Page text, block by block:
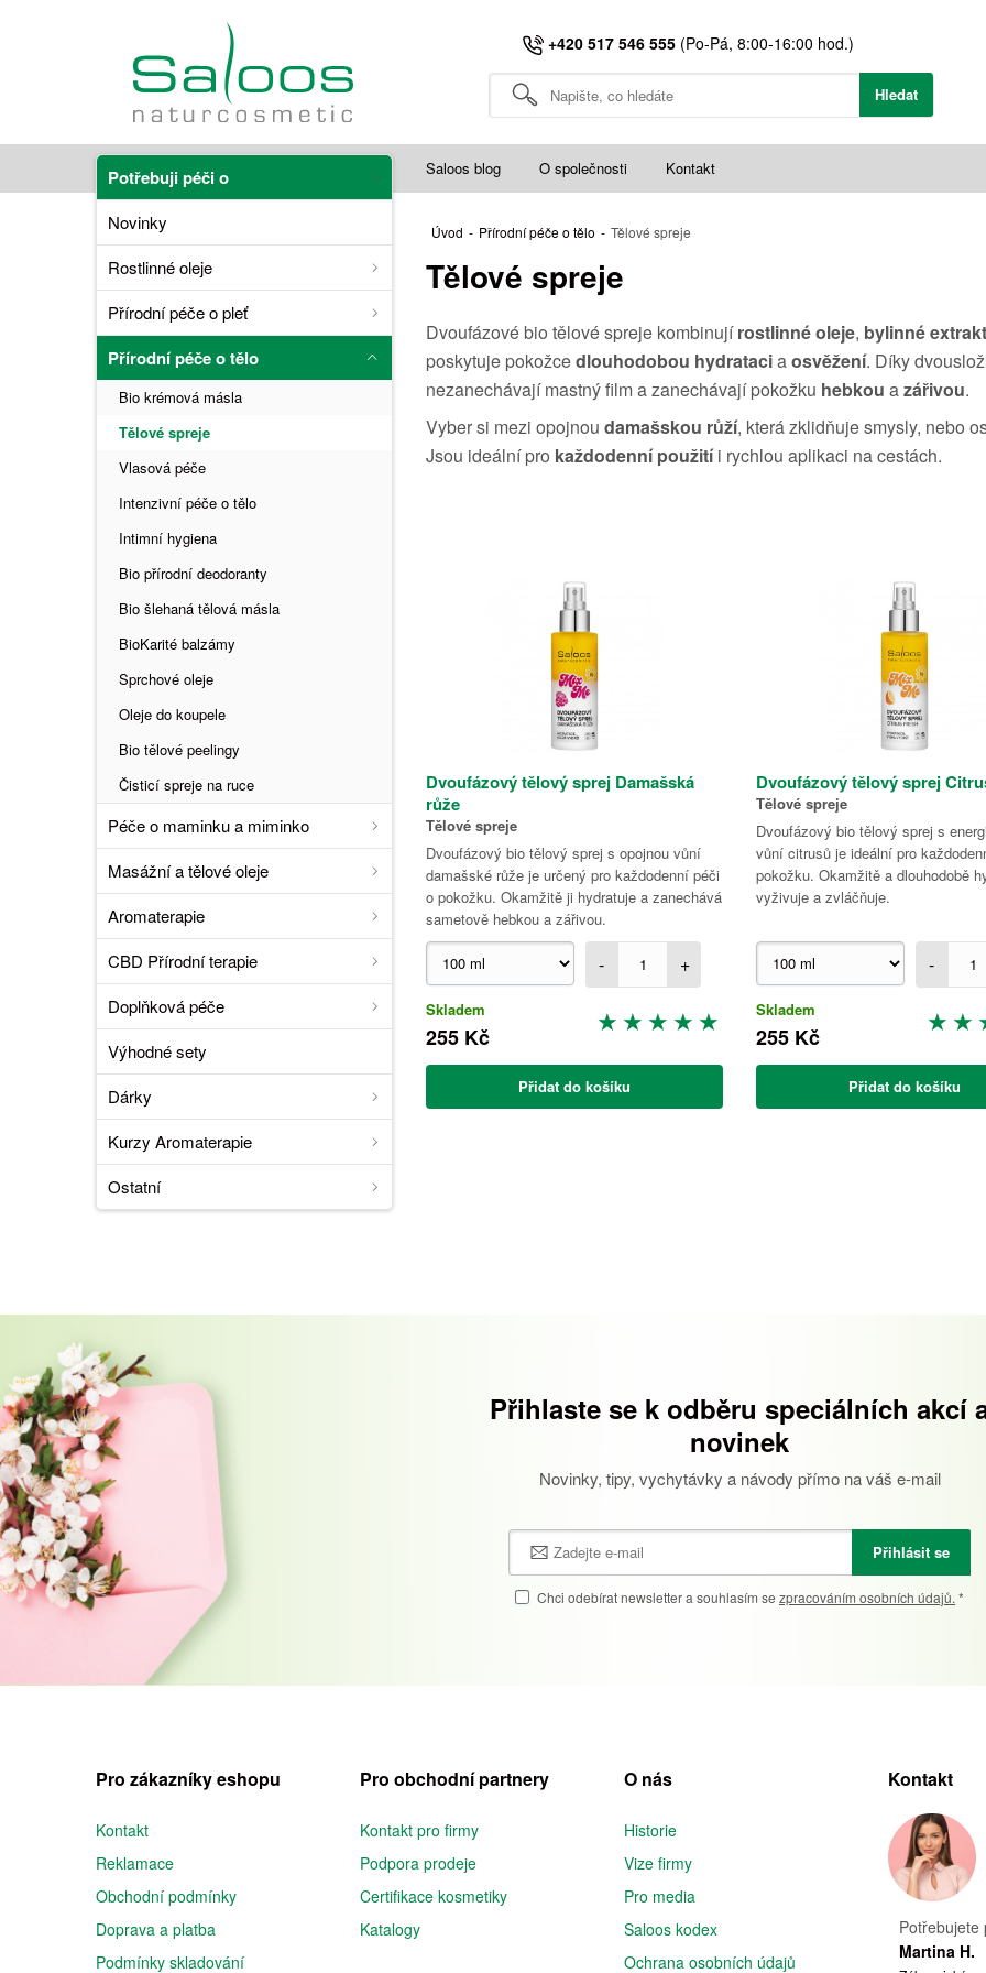
+420 517 546 555(Po-Pá, 8:00-16:00 hod.)
Hledat
Saloos blog O společnosti Kontakt
Potřebuji péči o
Novinky
Rostlinné oleje
Přírodní péče o pleť
Přírodní péče o tělo
Bio krémová másla
Tělové spreje
Vlasová péče
Intenzivní péče o tělo
Intimní hygiena
Bio přírodní deodoranty
Bio šlehaná tělová másla
BioKarité balzámy
Sprchové oleje
Oleje do koupele
Bio tělové peelingy
Čisticí spreje na ruce
Péče o maminku a miminko
Masážní a tělové oleje
Aromaterapie
CBD Přírodní terapie
Doplňková péče
Výhodné sety
Dárky
Kurzy Aromaterapie
Ostatní
Úvod - Přírodní péče o tělo - Tělové spreje
Tělové spreje
Dvoufázové bio tělové spreje kombinujírostlinné oleje, bylinné
poskytuje pokožcedlouhodobou hydrataciaosvěžení. Díky
nezanechávají mastný film a zanechávají pokožku hebkou azářivou.
Vyber si mezi opojnou damašskou růží, která zklidňuje smysly, nebo
Jsou ideální pro každodenní použitíi rychlou aplikaci na cestách.
Dvoufázový tělový sprej Damašská
růže
Tělové spreje
Dvoufázový bio tělový sprej s opojnou vůní
damašské růže je určený pro každodenní péči
o pokožku. Okamžitě ji hydratuje a zanechává
sametově hebkou a zářivou.
- +
Skladem
255 Kč
Přidat do košíku
Dvoufázový tělový sprej
Tělové spreje
Dvoufázový bio tělový sprej s
vůní citrusů je ideální pro
pokožku. Okamžitě a dlouhodobě
vyživuje a zvláčňuje.
-
Skladem
255 Kč
Přidat do košíku
Přihlaste se k odběru speciálních akcí
novinek
Novinky, tipy, vychytávky a návody přímo na váš e-mail
Přihlásit se
Chci odebírat newsletter a souhlasím se zpracováním osobních údajů. *
Pro zákazníky eshopu
Kontakt
Reklamace
Obchodní podmínky
Doprava a platba
Podmínky skladování
Pro obchodní partnery
Kontakt pro firmy
Podpora prodeje
Certifikace kosmetiky
Katalogy
O nás
Historie
Vize firmy
Pro media
Saloos kodex
Ochrana osobních údajů
Kontakt
Potřebujete
Martina H.